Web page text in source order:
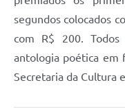
segundos colocados
com R$ 200.
antologia poética em
Secretaria da Cultura